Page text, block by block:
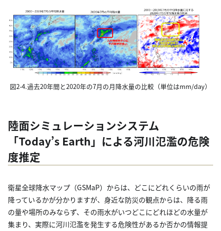
図2-4.過去20年間と2020年の7月の月降水量の比較（単位はmm/day）
陸面シミュレーションシステム
「Today’s Earth」による河川氾濫の危険
度推定
衛星全球降水マップ（GSMaP）からは、どこにどれくらいの雨が
降っているかが分かりますが、身近な防災の観点からは、降る雨
の量や場所のみならず、その雨水がいつどこにどれほどの水量が
集まり、実際に河川氾濫を発生する危険性があるか否かの情報提